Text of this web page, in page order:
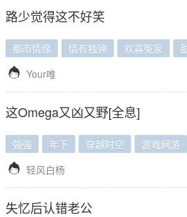
路少觉得这不好笑
都市情缘 情有独钟 欢喜冤家
 Your唯
这Omega又凶又野[全息]
强强 年下 穿越时空 游戏网游
 轻风白杨
失忆后认错老公